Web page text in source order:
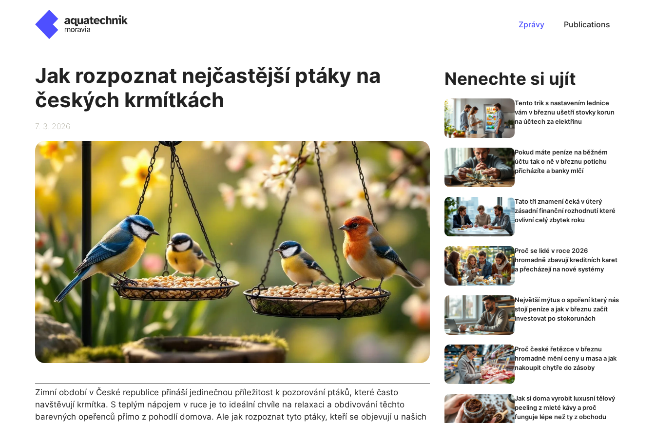
Zprávy Publications
Jak rozpoznat nejčastější ptáky na
českých krmítkách
7. 3. 2026
Zimní období v České republice přináší jedinečnou příležitost k pozorování ptáků, které často
navštěvují krmítka. S teplým nápojem v ruce je to ideální chvíle na relaxaci a obdivování těchto
barevných opeřenců přímo z pohodlí domova. Ale jak rozpoznat tyto ptáky, kteří se objevují u našich
Nenechte si ujít
Tento trik s nastavením lednice
vám v březnu ušetří stovky korun
na účtech za elektřinu
Pokud máte peníze na běžném
účtu tak o ně v březnu potichu
přicházíte a banky mlčí
Tato tři znamení čeká v úterý
zásadní finanční rozhodnutí které
ovlivní celý zbytek roku
Proč se lidé v roce 2026
hromadně zbavují kreditních karet
a přecházejí na nové systémy
Největší mýtus o spoření který nás
stojí peníze a jak v březnu začít
investovat po stokorunách
Proč české řetězce v březnu
hromadně mění ceny u masa a jak
nakoupit chytře do zásoby
Jak si doma vyrobit luxusní tělový
peeling z mleté kávy a proč
funguje lépe než ty z obchodu